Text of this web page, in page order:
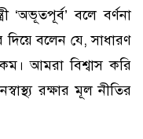
‘অভূতপূর্ব’ বলে বর্ণনা
বলেন যে, সাধারণ
আমরা বিশ্বাস করি
রক্ষার মূল নীতির